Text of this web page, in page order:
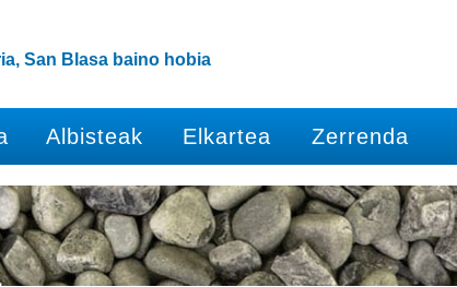
San Blasa baino hobia
Albisteak Elkartea Zerrenda